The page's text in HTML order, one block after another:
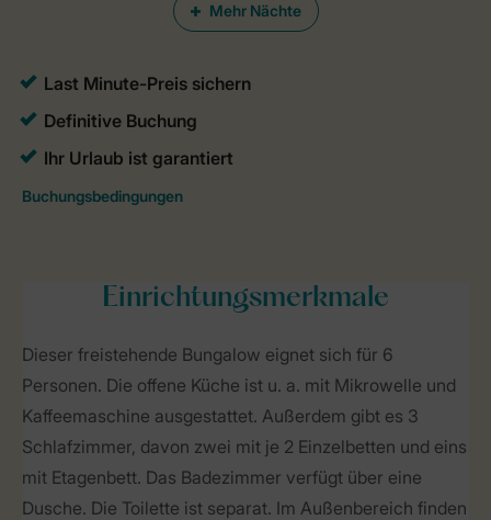
Mehr Nächte
Einrichtungsmerkmale
Dieser freistehende Bungalow eignet sich für 6
Personen. Die offene Küche ist u. a. mit Mikrowelle und
Kaffeemaschine ausgestattet. Außerdem gibt es 3
Schlafzimmer, davon zwei mit je 2 Einzelbetten und eins
mit Etagenbett. Das Badezimmer verfügt über eine
Dusche. Die Toilette ist separat. Im Außenbereich finden